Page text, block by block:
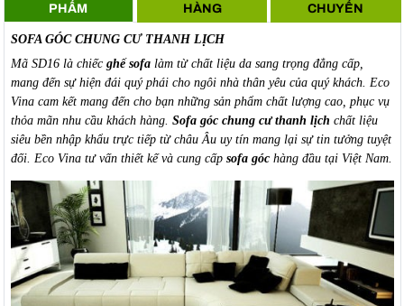
PHẨM
HÀNG
CHUYỂN
SOFA GÓC CHUNG CƯ THANH LỊCH
Mã SD16 là chiếc ghế sofalàm từ chất liệu da sang trọng đẳng cấp,
mang đến sự hiện đái quý phái cho ngôi nhà thân yêu của quý khách. Eco
Vina cam kết mang đến cho bạn những sản phẩm chất lượng cao, phục vụ
thỏa mãn nhu cầu khách hàng. Sofa góc chung cư thanh lịch chất liệu
siêu bền nhập khẩu trực tiếp từ châu Âu uy tín mang lại sự tin tưởng tuyệt
đối. Eco Vina tư vấn thiết kế và cung cấp sofa góchàng đầu tại Việt Nam.